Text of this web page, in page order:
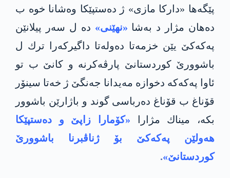
پێگه‌ها «داركا مازی» ژ ده‌ستپێكا وه‌شانا خوه‌ ب
ده‌هان مژار د به‌شا «نهێنی» ده‌ ل سه‌ر پیلانێن
په‌كه‌كێ یێن خزمه‌تا ده‌وله‌تا داگیركه‌را ترك ل
باشوورێ كوردستانێ پارڤه‌كرنه‌ و كانێ ب تو
ئاوا په‌كه‌كه‌ دخوازه‌ مه‌یدانا جه‌نگێ ژ خه‌تا سینۆر
قۆناغ ب قۆناغ ده‌رباسی گوند و باژارێن باشوور
بكه‌، میناك مژارا «کۆمارا زاپێ و ده‌ستپێكا
هه‌ولێن په‌كه‌كێ بۆ ژناڤبرنا باشوورێ
كوردستانێ».